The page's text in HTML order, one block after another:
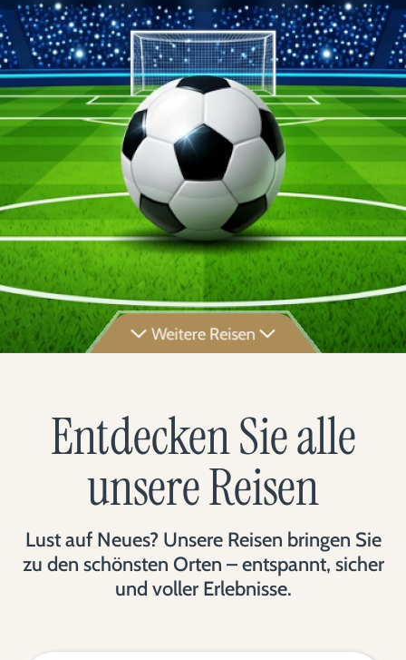
Weitere Reisen
Entdecken Sie alle
unsere Reisen
Lust auf Neues? Unsere Reisen bringen Sie
zu den schönsten Orten – entspannt, sicher
und voller Erlebnisse.